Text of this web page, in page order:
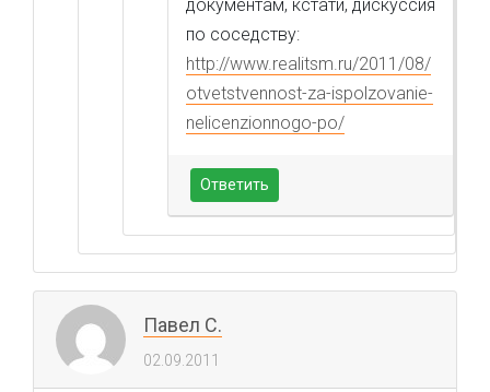
документам, кстати, дискуссия
по соседству:
http://www.realitsm.ru/2011/08/
otvetstvennost-za-ispolzovanie-
nelicenzionnogo-po/
Ответить
Павел С.
02.09.2011